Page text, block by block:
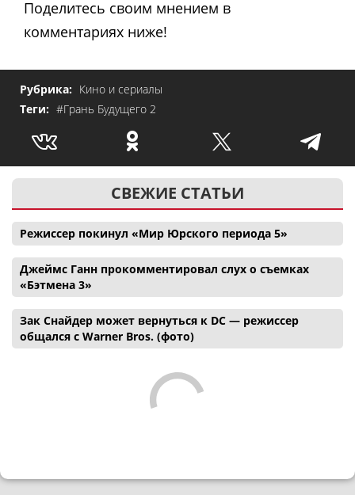
Поделитесь своим мнением в
комментариях ниже!
Рубрика: Кино и сериалы
Теги: #Грань Будущего 2
СВЕЖИЕ СТАТЬИ
Режиссер покинул «Мир Юрского периода 5»
Джеймс Ганн прокомментировал слух о съемках
«Бэтмена 3»
Зак Снайдер может вернуться к DC — режиссер
общался с Warner Bros. (фото)